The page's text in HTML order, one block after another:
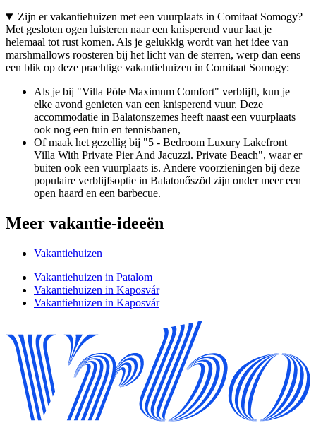
Zijn er vakantiehuizen met een vuurplaats in Comitaat Somogy?
Met gesloten ogen luisteren naar een knisperend vuur laat je
helemaal tot rust komen. Als je gelukkig wordt van het idee van
marshmallows roosteren bij het licht van de sterren, werp dan eens
een blik op deze prachtige vakantiehuizen in Comitaat Somogy:
Als je bij "Villa Pöle Maximum Comfort" verblijft, kun je
elke avond genieten van een knisperend vuur. Deze
accommodatie in Balatonszemes heeft naast een vuurplaats
ook nog een tuin en tennisbanen,
Of maak het gezellig bij "5 - Bedroom Luxury Lakefront
Villa With Private Pier And Jacuzzi. Private Beach", waar er
buiten ook een vuurplaats is. Andere voorzieningen bij deze
populaire verblijfsoptie in Balatonőszöd zijn onder meer een
open haard en een barbecue.
Meer vakantie-ideeën
Vakantiehuizen
Vakantiehuizen in Patalom
Vakantiehuizen in Kaposvár
Vakantiehuizen in Kaposvár